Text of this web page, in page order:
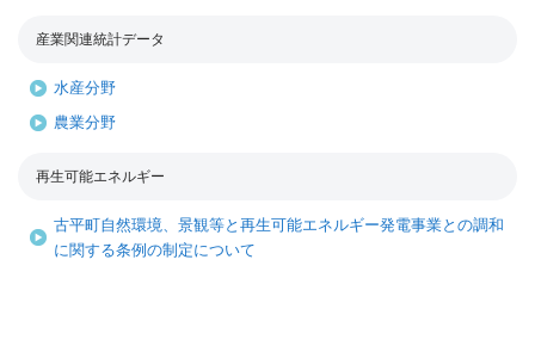
産業関連統計データ
水産分野
農業分野
再生可能エネルギー
古平町自然環境、景観等と再生可能エネルギー発電事業との調和
に関する条例の制定について